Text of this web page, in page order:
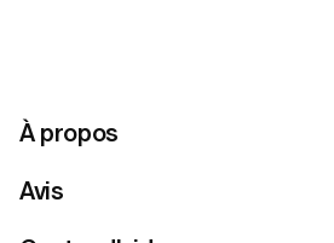
À propos
Avis
Comment puis-je suivre ma